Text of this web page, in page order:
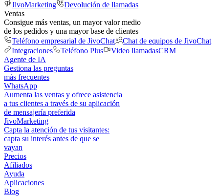
JivoMarketing
Devolución de llamadas
Ventas
Consigue más ventas, un mayor valor medio
de los pedidos y una mayor base de clientes
Teléfono empresarial de JivoChat
Chat de equipos de JivoChat
Integraciones
Teléfono Plus Video llamadasCRM
Agente de IA
Gestiona las preguntas
más frecuentes
WhatsApp
Aumenta las ventas y ofrece asistencia
a tus clientes a través de su aplicación
de mensajería preferida
JivoMarketing
Capta la atención de tus visitantes:
capta su interés antes de que se
vayan
Precios
Afiliados
Ayuda
Aplicaciones
Blog